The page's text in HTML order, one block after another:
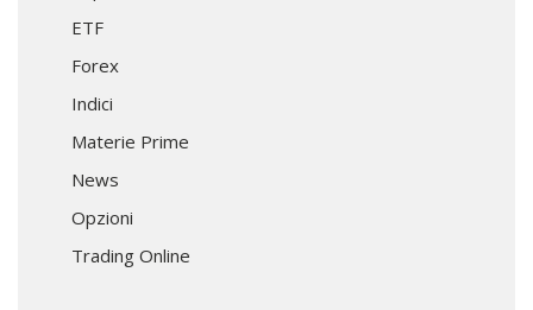
ETF
Forex
Indici
Materie Prime
News
Opzioni
Trading Online